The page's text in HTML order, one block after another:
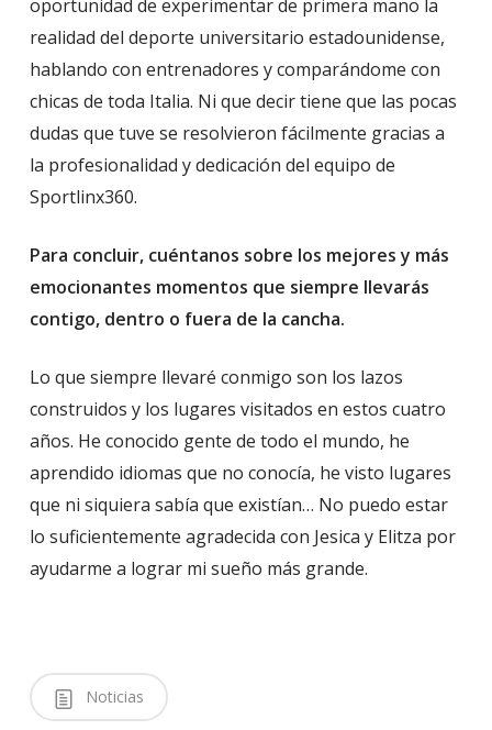
oportunidad de experimentar de primera mano la
realidad del deporte universitario estadounidense,
hablando con entrenadores y comparándome con
chicas de toda Italia. Ni que decir tiene que las pocas
dudas que tuve se resolvieron fácilmente gracias a
la profesionalidad y dedicación del equipo de
Sportlinx360.
Para concluir, cuéntanos sobre los mejores y más
emocionantes momentos que siempre llevarás
contigo, dentro o fuera de la cancha.
Lo que siempre llevaré conmigo son los lazos
construidos y los lugares visitados en estos cuatro
años. He conocido gente de todo el mundo, he
aprendido idiomas que no conocía, he visto lugares
que ni siquiera sabía que existían… No puedo estar
lo suficientemente agradecida con Jesica y Elitza por
ayudarme a lograr mi sueño más grande.
Noticias